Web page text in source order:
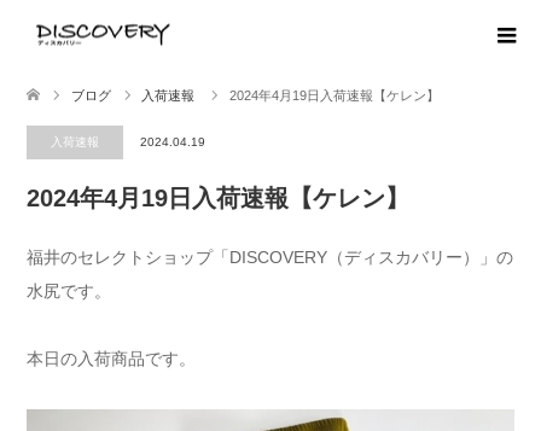
ブログ 入荷速報 2024年4月19日入荷速報【ケレン】
入荷速報 2024.04.19
2024年4月19日入荷速報【ケレン】
福井のセレクトショップ「DISCOVERY（ディスカバリー）」の
水尻です。
本日の入荷商品です。